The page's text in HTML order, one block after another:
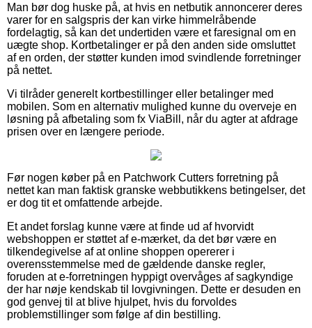
Man bør dog huske på, at hvis en netbutik annoncerer deres
varer for en salgspris der kan virke himmelråbende
fordelagtig, så kan det undertiden være et faresignal om en
uægte shop. Kortbetalinger er på den anden side omsluttet
af en orden, der støtter kunden imod svindlende forretninger
på nettet.
Vi tilråder generelt kortbestillinger eller betalinger med
mobilen. Som en alternativ mulighed kunne du overveje en
løsning på afbetaling som fx ViaBill, når du agter at afdrage
prisen over en længere periode.
Før nogen køber på en Patchwork Cutters forretning på
nettet kan man faktisk granske webbutikkens betingelser, det
er dog tit et omfattende arbejde.
Et andet forslag kunne være at finde ud af hvorvidt
webshoppen er støttet af e-mærket, da det bør være en
tilkendegivelse af at online shoppen opererer i
overensstemmelse med de gældende danske regler,
foruden at e-forretningen hyppigt overvåges af sagkyndige
der har nøje kendskab til lovgivningen. Dette er desuden en
god genvej til at blive hjulpet, hvis du forvoldes
problemstillinger som følge af din bestilling.